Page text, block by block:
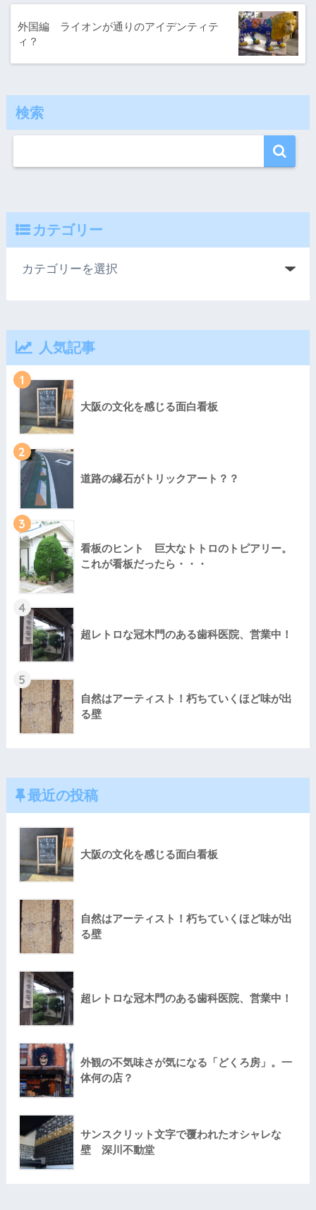
外国編 ライオンが通りのアイデンティテ
ィ？
検索
カテゴリー
人気記事
1
大阪の文化を感じる面白看板
2
道路の縁石がトリックアート？？
3
看板のヒント 巨大なトトロのトピアリー。
これが看板だったら・・・
4
超レトロな冠木門のある歯科医院、営業中！
5
自然はアーティスト！朽ちていくほど味が出
る壁
最近の投稿
大阪の文化を感じる面白看板
自然はアーティスト！朽ちていくほど味が出
る壁
超レトロな冠木門のある歯科医院、営業中！
外観の不気味さが気になる「どくろ房」。一
体何の店？
サンスクリット文字で覆われたオシャレな
壁 深川不動堂